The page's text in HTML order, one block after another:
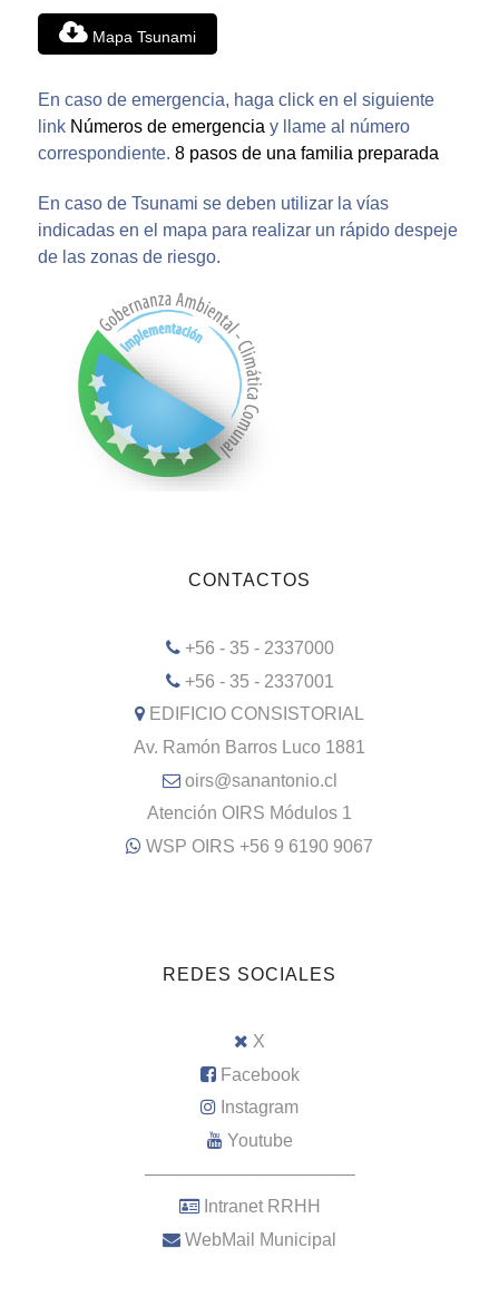
Mapa Tsunami
En caso de emergencia, haga click en el siguiente
link Números de emergencia y llame al número
correspondiente. 8 pasos de una familia preparada
En caso de Tsunami se deben utilizar la vías
indicadas en el mapa para realizar un rápido despeje
de las zonas de riesgo.
CONTACTOS
+56 - 35 - 2337000
+56 - 35 - 2337001
EDIFICIO CONSISTORIAL
Av. Ramón Barros Luco 1881
oirs@sanantonio.cl
Atención OIRS Módulos 1
WSP OIRS +56 9 6190 9067
REDES SOCIALES
X
Facebook
Instagram
Youtube
–––––––––––––––––––––
Intranet RRHH
WebMail Municipal